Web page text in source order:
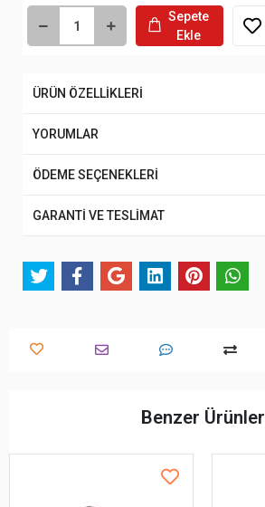
Sepete
Ekle
ÜRÜN ÖZELLİKLERİ
YORUMLAR
ÖDEME SEÇENEKLERİ
GARANTİ VE TESLİMAT
Benzer Ürünler